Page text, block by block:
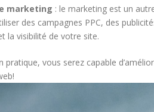
marketing : le marketing est un
des campagnes PPC, des
la visibilité de votre site.
pratique, vous serez capable